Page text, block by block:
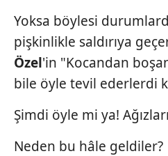
Yoksa böylesi
pişkinlikle saldırıya
Özel'in "Kocandan
bile öyle tevil ederlerdi
Şimdi öyle mi ya!
Neden bu hâle geldiler?